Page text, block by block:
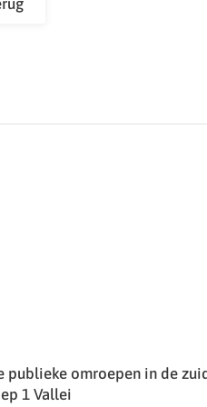
omroepen in de
1 Vallei